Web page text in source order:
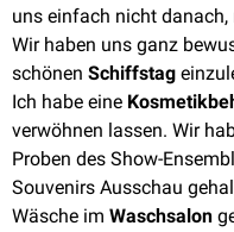
uns einfach nicht
Wir haben uns ganz
schönen Schiffstag
Ich habe eine
verwöhnen lassen. Wir
Proben des Show-
Souvenirs Ausschau
Wäsche im Waschsalon